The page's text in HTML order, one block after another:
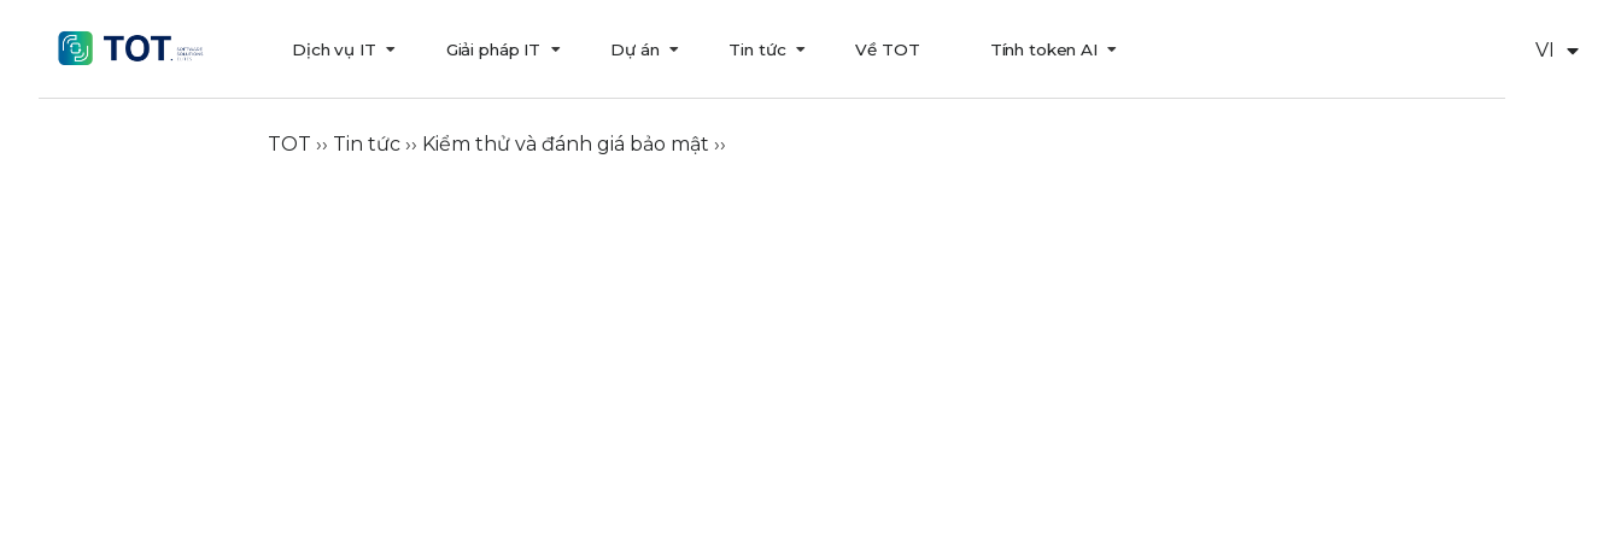
Dịch vụ IT Giải pháp IT Dự án Tin tức Về TOT Tính token AI VI
EN
TOT ›› Tin tức›› Kiểm thử và đánh giá bảo mật ››